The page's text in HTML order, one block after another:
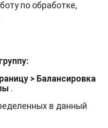
по обработке,
> Балансировка
.
в данный